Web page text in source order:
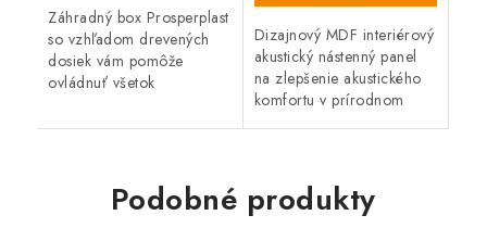
Záhradný box Prosperplast
so vzhľadom drevených
dosiek vám pomôže
ovládnuť všetok
objemom 190 litrov
terasu alebo...
Dizajnový MDF interiérový
akustický nástenný panel
na zlepšenie akustického
komfortu v prírodnom
rozmermi 270 x 60 cm...
Podobné produkty